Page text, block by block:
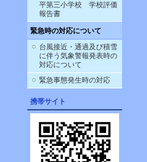
平第三小学校 学校評価
報告書
緊急時の対応について
台風接近・通過及び積雪
に伴う気象警報発表時の
対応について
緊急事態発生時の対応
携帯サイト